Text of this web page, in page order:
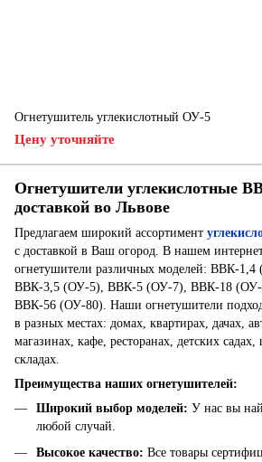
Огнетушитель углекислотный ОУ-5
Цену уточняйте
Огнетушители углекислотные
доставкой во Львове
Предлагаем широкий ассортимент
с доставкой в ​​Ваш огород. В нашем
огнетушители различных моделей: ВВК-
ВВК-3,5 (ОУ-5), ВВК-5 (ОУ-7), ВВК-18
ВВК-56 (ОУ-80). Наши огнетушители
в разных местах: домах, квартирах, дачах,
магазинах, кафе, ресторанах, детских
складах.
Преимущества наших огнетушителей:
Широкий выбор моделей: У нас вы
любой случай.
Высокое качество: Все товары